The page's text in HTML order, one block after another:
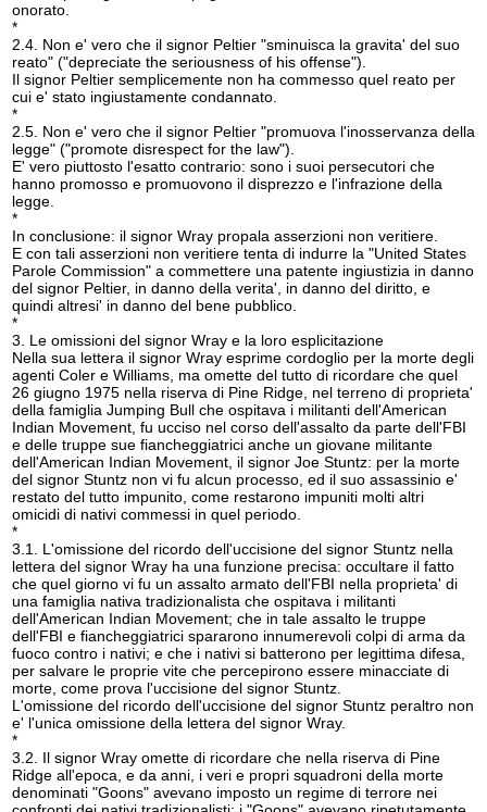
onorato.
*
2.4. Non e' vero che il signor Peltier "sminuisca la gravita' del suo
reato" ("depreciate the seriousness of his offense").
Il signor Peltier semplicemente non ha commesso quel reato per
cui e' stato ingiustamente condannato.
*
2.5. Non e' vero che il signor Peltier "promuova l'inosservanza della
legge" ("promote disrespect for the law").
E' vero piuttosto l'esatto contrario: sono i suoi persecutori che
hanno promosso e promuovono il disprezzo e l'infrazione della
legge.
*
In conclusione: il signor Wray propala asserzioni non veritiere.
E con tali asserzioni non veritiere tenta di indurre la "United States
Parole Commission" a commettere una patente ingiustizia in danno
del signor Peltier, in danno della verita', in danno del diritto, e
quindi altresi' in danno del bene pubblico.
*
3. Le omissioni del signor Wray e la loro esplicitazione
Nella sua lettera il signor Wray esprime cordoglio per la morte degli
agenti Coler e Williams, ma omette del tutto di ricordare che quel
26 giugno 1975 nella riserva di Pine Ridge, nel terreno di proprieta'
della famiglia Jumping Bull che ospitava i militanti dell'American
Indian Movement, fu ucciso nel corso dell'assalto da parte dell'FBI
e delle truppe sue fiancheggiatrici anche un giovane militante
dell'American Indian Movement, il signor Joe Stuntz: per la morte
del signor Stuntz non vi fu alcun processo, ed il suo assassinio e'
restato del tutto impunito, come restarono impuniti molti altri
omicidi di nativi commessi in quel periodo.
*
3.1. L'omissione del ricordo dell'uccisione del signor Stuntz nella
lettera del signor Wray ha una funzione precisa: occultare il fatto
che quel giorno vi fu un assalto armato dell'FBI nella proprieta' di
una famiglia nativa tradizionalista che ospitava i militanti
dell'American Indian Movement; che in tale assalto le truppe
dell'FBI e fiancheggiatrici spararono innumerevoli colpi di arma da
fuoco contro i nativi; e che i nativi si batterono per legittima difesa,
per salvare le proprie vite che percepirono essere minacciate di
morte, come prova l'uccisione del signor Stuntz.
L'omissione del ricordo dell'uccisione del signor Stuntz peraltro non
e' l'unica omissione della lettera del signor Wray.
*
3.2. Il signor Wray omette di ricordare che nella riserva di Pine
Ridge all'epoca, e da anni, i veri e propri squadroni della morte
denominati "Goons" avevano imposto un regime di terrore nei